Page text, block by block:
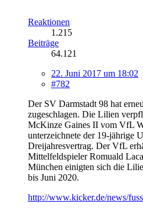
Reaktionen
1.215
Beiträge
64.121
22. Juni 2017 um 18:02
#782
Der SV Darmstadt 98 hat
zugeschlagen. Die Lilien
McKinze Gaines II vom VfL
unterzeichnete der 19-jährige
Dreijahresvertrag. Der VfL
Mittelfeldspieler Romuald
München einigten sich die
bis Juni 2020.
http://www.kicker.de/news/